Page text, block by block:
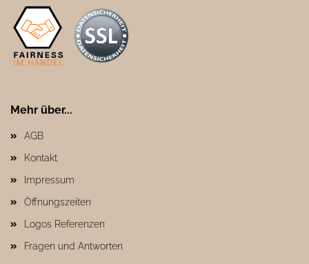
Mehr über...
AGB
Kontakt
Impressum
Öffnungszeiten
Logos Referenzen
Fragen und Antworten